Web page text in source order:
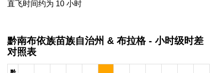
直飞时间约为 10 小时
黔南布依族苗族自治州 & 布拉格 - 小时级时差
对照表